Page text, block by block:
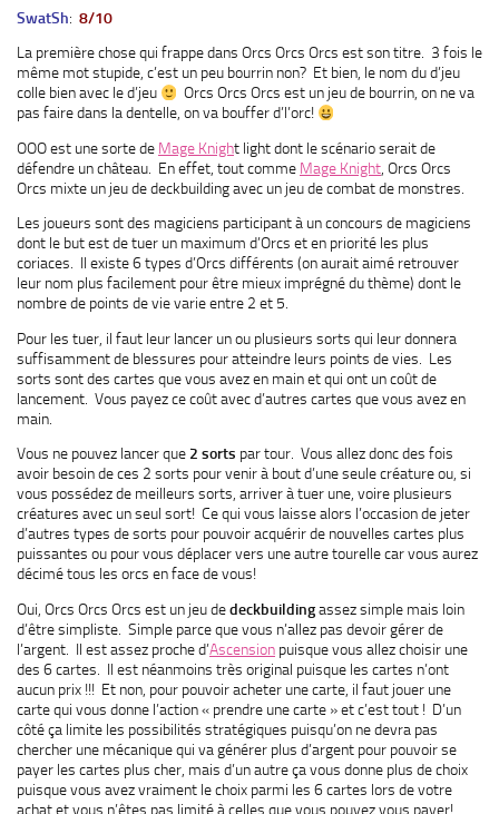
SwatSh: 8/10
La première chose qui frappe dans Orcs Orcs Orcs est son titre. 3 fois le
même mot stupide, c’est un peu bourrin non? Et bien, le nom du d’jeu
colle bien avec le d’jeu
Orcs Orcs Orcs est un jeu de bourrin, on ne va
pas faire dans la dentelle, on va bouffer d’l’orc!
OOO est une sorte de Mage Knight light dont le scénario serait de
défendre un château. En effet, tout comme Mage Knight , Orcs Orcs
Orcs mixte un jeu de deckbuilding avec un jeu de combat de monstres.
Les joueurs sont des magiciens participant à un concours de magiciens
dont le but est de tuer un maximum d’Orcs et en priorité les plus
coriaces. Il existe 6 types d’Orcs différents (on aurait aimé retrouver
leur nom plus facilement pour être mieux imprégné du thème) dont le
nombre de points de vie varie entre 2 et 5.
Pour les tuer, il faut leur lancer un ou plusieurs sorts qui leur donnera
suffisamment de blessures pour atteindre leurs points de vies. Les
sorts sont des cartes que vous avez en main et qui ont un coût de
lancement. Vous payez ce coût avec d’autres cartes que vous avez en
main.
Vous ne pouvez lancer que 2 sorts par tour. Vous allez donc des fois
avoir besoin de ces 2 sorts pour venir à bout d’une seule créature ou, si
vous possédez de meilleurs sorts, arriver à tuer une, voire plusieurs
créatures avec un seul sort! Ce qui vous laisse alors l’occasion de jeter
d’autres types de sorts pour pouvoir acquérir de nouvelles cartes plus
puissantes ou pour vous déplacer vers une autre tourelle car vous aurez
décimé tous les orcs en face de vous!
Oui, Orcs Orcs Orcs est un jeu dedeckbuildingassez simple mais loin
d’être simpliste. Simple parce que vous n’allez pas devoir gérer de
l’argent. Il est assez proche d’Ascension puisque vous allez choisir une
des 6 cartes. Il est néanmoins très original puisque les cartes n’ont
aucun prix !!! Et non, pour pouvoir acheter une carte, il faut jouer une
carte qui vous donne l’action « prendre une carte » et c’est tout ! D’un
côté ça limite les possibilités stratégiques puisqu’on ne devra pas
chercher une mécanique qui va générer plus d’argent pour pouvoir se
payer les cartes plus cher, mais d’un autre ça vous donne plus de choix
puisque vous avez vraiment le choix parmi les 6 cartes lors de votre
achat et vous n’êtes pas limité à celles que vous pouvez vous payer!